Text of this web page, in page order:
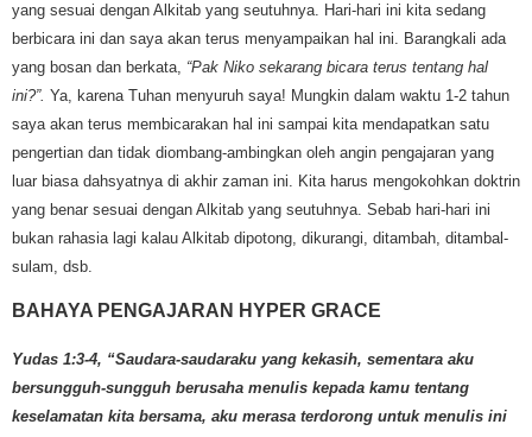
yang sesuai dengan Alkitab yang seutuhnya. Hari-hari ini kita sedang
berbicara ini dan saya akan terus menyampaikan hal ini. Barangkali ada
yang bosan dan berkata, “Pak Niko sekarang bicara terus tentang hal
ini?”. Ya, karena Tuhan menyuruh saya! Mungkin dalam waktu 1-2 tahun
saya akan terus membicarakan hal ini sampai kita mendapatkan satu
pengertian dan tidak diombang-ambingkan oleh angin pengajaran yang
luar biasa dahsyatnya di akhir zaman ini. Kita harus mengokohkan doktrin
yang benar sesuai dengan Alkitab yang seutuhnya. Sebab hari-hari ini
bukan rahasia lagi kalau Alkitab dipotong, dikurangi, ditambah, ditambal-
sulam, dsb.
BAHAYA PENGAJARAN HYPER GRACE
Yudas 1:3-4, “Saudara-saudaraku yang kekasih, sementara aku
bersungguh-sungguh berusaha menulis kepada kamu tentang
keselamatan kita bersama, aku merasa terdorong untuk menulis ini